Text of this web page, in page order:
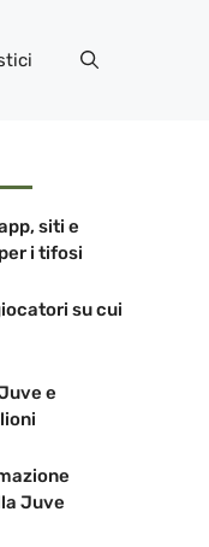
siti e
i tifosi
su cui
e
Juve